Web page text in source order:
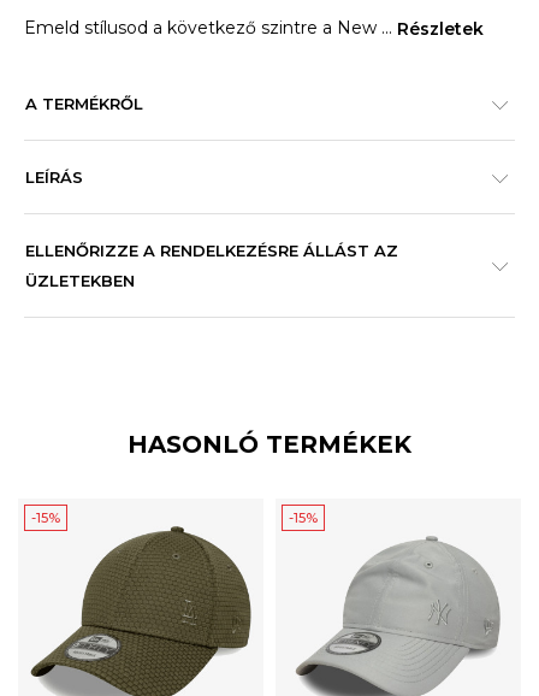
Emeld stílusod a következő szintre a New ... Részletek
A TERMÉKRŐL
LEÍRÁS
ELLENŐRIZZE A RENDELKEZÉSRE ÁLLÁST AZ
ÜZLETEKBEN
HASONLÓ TERMÉKEK
-15% -15%